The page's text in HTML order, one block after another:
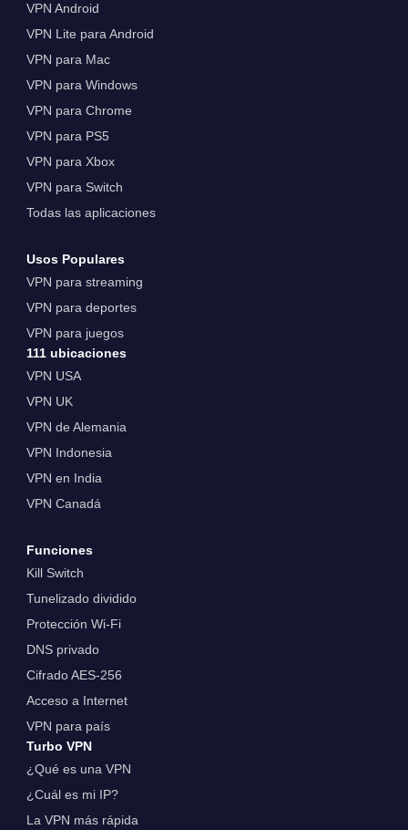
VPN Android
VPN Lite para Android
VPN para Mac
VPN para Windows
VPN para Chrome
VPN para PS5
VPN para Xbox
VPN para Switch
Todas las aplicaciones
Usos Populares
VPN para streaming
VPN para deportes
VPN para juegos
111 ubicaciones
VPN USA
VPN UK
VPN de Alemania
VPN Indonesia
VPN en India
VPN Canadá
Funciones
Kill Switch
Tunelizado dividido
Protección Wi-Fi
DNS privado
Cifrado AES-256
Acceso a Internet
VPN para país
Turbo VPN
¿Qué es una VPN
¿Cuál es mi IP?
La VPN más rápida